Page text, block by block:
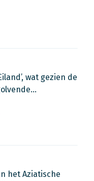
wat gezien de
het Aziatische